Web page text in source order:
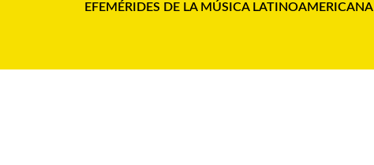
EFEMÉRIDES DE LA MÚSICA LATINOAMERICANA